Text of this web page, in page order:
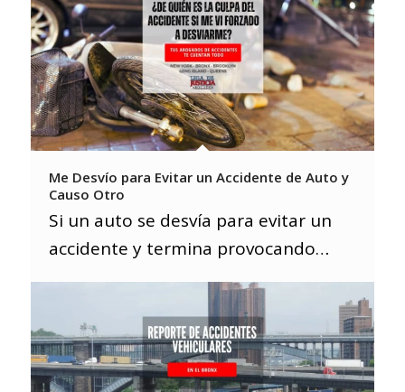
Me Desvío para Evitar un Accidente de Auto y
Causo Otro
Si un auto se desvía para evitar un
accidente y termina provocando…